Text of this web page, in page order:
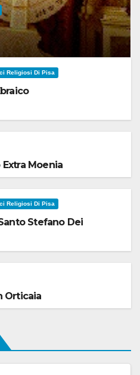
Religiosi Di Pisa
Moenia
Religiosi Di Pisa
Stefano Dei
Orticaia